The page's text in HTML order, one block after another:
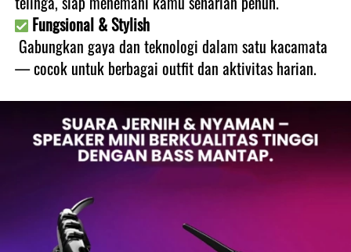
Fungsional & Stylish
— cocok untuk berbagai outfit dan aktivitas harian.